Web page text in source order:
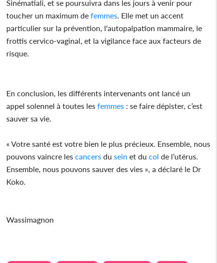
Sinématiali, et se poursuivra dans les jours à venir pour
toucher un maximum de femmes . Elle met un accent
particulier sur la prévention, l'autopalpation mammaire, le
frottis cervico-vaginal, et la vigilance face aux facteurs de
risque.
En conclusion, les différents intervenants ont lancé un
appel solennel à toutes les femmes : se faire dépister, c’est
sauver sa vie.
« Votre santé est votre bien le plus précieux. Ensemble, nous
pouvons vaincre les cancers du sein et du col de l’utérus.
Ensemble, nous pouvons sauver des vies », a déclaré le Dr
Koko.
Wassimagnon